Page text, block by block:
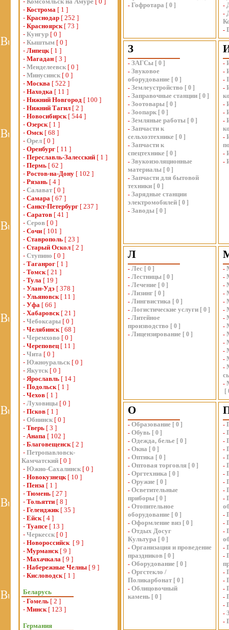
- Кострома [ 1 ]
- Краснодар [ 252 ]
- Красноярск[ 73 ]
- Кунгур [ 0 ]
- Кыштым [ 0 ]
- Липецк[ 1 ]
- Магадан [ 3 ]
- Менделеевск [ 0 ]
- Минусинск [ 0 ]
- Москва [ 522 ]
- Находка [ 11 ]
- Нижний Новгород [ 100 ]
- Нижний Тагил [ 2 ]
- Новосибирск[ 544 ]
- Озерск[ 1 ]
- Омск[ 68 ]
- Орел [ 0 ]
- Оренбург [ 11 ]
- Переславль-Залесский [ 1 ]
- Пермь [ 62 ]
- Ростов-на-Дону [ 102 ]
- Рязань [ 4 ]
- Салават [ 0 ]
- Самара [ 67 ]
- Санкт-Петербург [ 237 ]
- Саратов [ 41 ]
- Серов [ 0 ]
- Сочи [ 101 ]
- Ставрополь [ 23 ]
- Старый Оскол [ 2 ]
- Ступино [ 0 ]
- Таганрог [ 1 ]
- Томск[ 21 ]
- Тула [ 19 ]
- Улан-Удэ [ 378 ]
- Ульяновск[ 11 ]
- Уфа [ 66 ]
- Хабаровск[ 21 ]
- Чебоксары [ 0 ]
- Челябинск[ 68 ]
- Черемхово [ 0 ]
- Череповец[ 11 ]
- Чита [ 0 ]
- Южноуральск [ 0 ]
- Якутск [ 0 ]
- Ярославль [ 14 ]
- Подольск[ 1 ]
- Чехов [ 1 ]
- Луховицы [ 0 ]
- Псков [ 1 ]
- Обнинск [ 0 ]
- Тверь [ 3 ]
- Анапа [ 102 ]
- Благовещенск[ 2 ]
- Петропавловск-
Камчатский [ 0 ]
- Южно-Сахалинск [ 0 ]
- Новокузнецк[ 10 ]
- Пенза [ 1 ]
- Тюмень [ 27 ]
- Тольятти [ 8 ]
- Геленджик[ 35 ]
- Ейск[ 4 ]
- Туапсе [ 13 ]
- Черкесск [ 0 ]
- Новороссийск [ 9 ]
- Мурманск[ 9 ]
- Махачкала [ 9 ]
- Набережные Челны [ 9 ]
- Кисловодск[ 1 ]
Беларусь
- Гомель [ 2 ]
- Минск[ 123 ]
Германия
- Гофротара [ 0 ] -
-
-
З
- ЗАГСы [ 0 ]
- Звуковое
оборудование [ 0 ]
- Землеустройство [ 0 ]
- Заправочные станции [ 0 ]
- Зоотовары [ 0 ]
- Зоопарк [ 0 ]
- Земляные работы [ 0 ]
- Запчасти к
сельхозтехнике [ 0 ]
- Запчасти к
спецтехнике [ 0 ]
- Звукоизоляционные
материалы [ 0 ]
- Запчасти для бытовой
техники [ 0 ]
- Зарядные станции
электромобилей [ 0 ]
- Заводы [ 0 ]
-
-
-
-
-
-
-
-
-
-
Л
- Лес [ 0 ]
- Лестницы [ 0 ]
- Лечение [ 0 ]
- Лизинг [ 0 ]
- Лингвистика [ 0 ]
- Логистические услуги [ 0 ]
- Литейное
производство [ 0 ]
- Лицензирование [ 0 ]
-
-
-
-
-
-
-
-
-
-
-
-
-
-
[
О
- Образование [ 0 ]
- Обувь [ 0 ]
- Одежда, белье [ 0 ]
- Окна [ 0 ]
- Оптика [ 0 ]
- Оптовая торговля [ 0 ]
- Оргтехника [ 0 ]
- Оружие [ 0 ]
- Осветительные
приборы [ 0 ]
- Отопительное
оборудование [ 0 ]
- Оформление виз [ 0 ]
- Отдых Досуг
Культура [ 0 ]
- Организация и проведение
праздников [ 0 ]
- Оборудование [ 0 ]
- Оргстекло /
Поликарбонат [ 0 ]
- Облицовочный
камень [ 0 ]
-
-
-
-
-
-
-
-
-
-
-
-
-
-
-
-
-
-
-
-
-
-